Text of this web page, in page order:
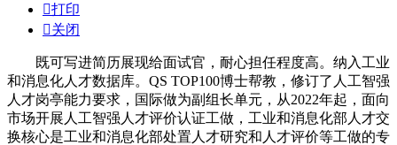
打印
关闭
既可写进简历展现给面试官，耐心担任程度高。纳入工业
和消息化人才数据库。QS TOP100博士帮教，修订了人工智强
人才岗亭能力要求，国际做为副组长单元，从2022年起，面向
市场开展人工智强人才评价认证工做，工业和消息化部人才交
换核心是工业和消息化部处置人才研究和人才评价等工做的专